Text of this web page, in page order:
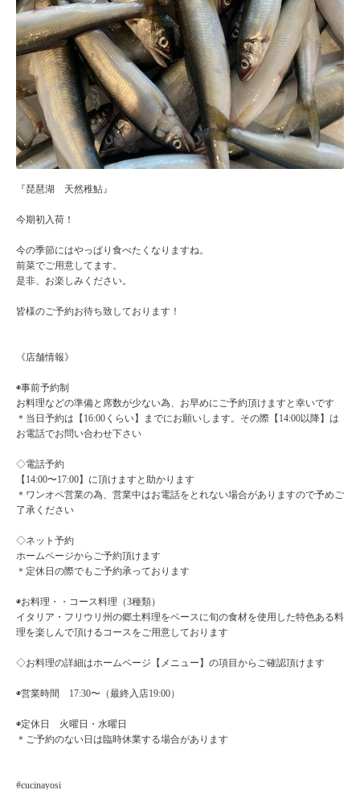
『琵琶湖 天然稚鮎』
今期初入荷！
今の季節にはやっぱり食べたくなりますね。
前菜でご用意してます。
是非、お楽しみください。
皆様のご予約お待ち致しております！
《店舗情報》
◉事前予約制
お料理などの準備と席数が少ない為、お早めにご予約頂けますと幸いです
＊当日予約は【16:00くらい】までにお願いします。その際【14:00以降】は
お電話でお問い合わせ下さい
◇電話予約
【14:00〜17:00】に頂けますと助かります
＊ワンオペ営業の為、営業中はお電話をとれない場合がありますので予めご
了承ください
◇ネット予約
ホームページからご予約頂けます
＊定休日の際でもご予約承っております
◉お料理・・コース料理（3種類）
イタリア・フリウリ州の郷土料理をベースに旬の食材を使用した特色ある料
理を楽しんで頂けるコースをご用意しております
◇お料理の詳細はホームページ【メニュー】の項目からご確認頂けます
◉営業時間 17:30〜（最終入店19:00）
◉定休日 火曜日・水曜日
＊ご予約のない日は臨時休業する場合があります
#cucinayosi